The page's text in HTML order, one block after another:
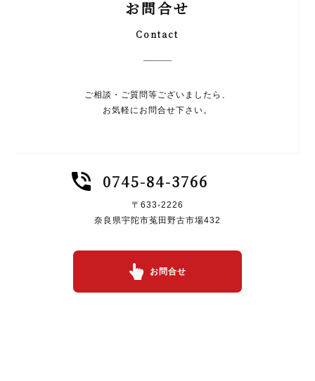
お問合せ
Contact
ご相談・ご質問等ございましたら、
お気軽にお問合せ下さい。
0745-84-3766
〒633-2226
奈良県宇陀市菟田野古市場432
お問合せ